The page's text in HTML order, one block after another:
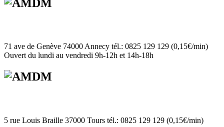
71 ave de Genève 74000 Annecy tél.: 0825 129 129 (0,15€/min)
Ouvert du lundi au vendredi 9h-12h et 14h-18h
5 rue Louis Braille 37000 Tours tél.: 0825 129 129 (0,15€/min)